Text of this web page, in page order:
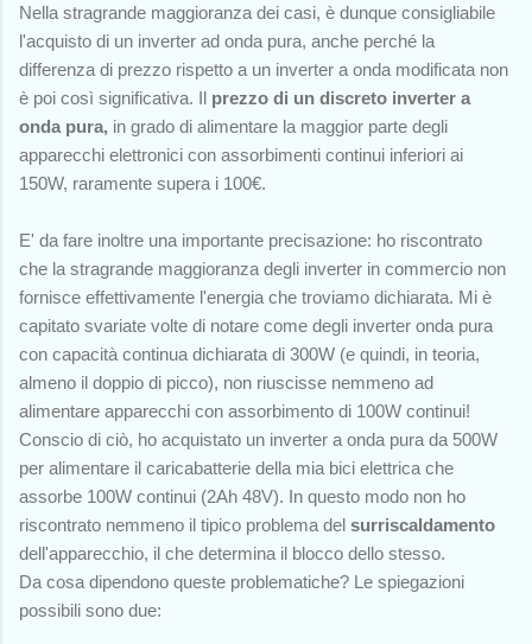
Nella stragrande maggioranza dei casi, è dunque consigliabile
l'acquisto di un inverter ad onda pura, anche perché la
differenza di prezzo rispetto a un inverter a onda modificata non
è poi così significativa. Il prezzo di un discreto inverter a
onda pura, in grado di alimentare la maggior parte degli
apparecchi elettronici con assorbimenti continui inferiori ai
150W, raramente supera i 100€.
E' da fare inoltre una importante precisazione: ho riscontrato
che la stragrande maggioranza degli inverter in commercio non
fornisce effettivamente l'energia che troviamo dichiarata. Mi è
capitato svariate volte di notare come degli inverter onda pura
con capacità continua dichiarata di 300W (e quindi, in teoria,
almeno il doppio di picco), non riuscisse nemmeno ad
alimentare apparecchi con assorbimento di 100W continui!
Conscio di ciò, ho acquistato un inverter a onda pura da 500W
per alimentare il caricabatterie della mia bici elettrica che
assorbe 100W continui (2Ah 48V). In questo modo non ho
riscontrato nemmeno il tipico problema del surriscaldamento
dell'apparecchio, il che determina il blocco dello stesso.
Da cosa dipendono queste problematiche? Le spiegazioni
possibili sono due: